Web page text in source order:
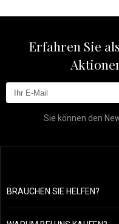
Erfahren Sie
Sie können den
BRAUCHEN SIE HELFEN?
Wir werden
Allgemeine